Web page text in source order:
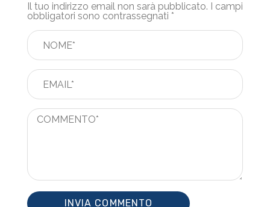
Il tuo indirizzo email non sarà pubblicato. I campi
obbligatori sono contrassegnati *